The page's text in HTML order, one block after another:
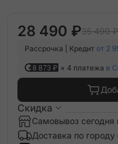
28 490 ₽35 490 ₽
Рассрочка | Кредит от 2
8 873 ₽ × 4 платежа в
Скидка
Самовывоз сегодня
Доставка по городу